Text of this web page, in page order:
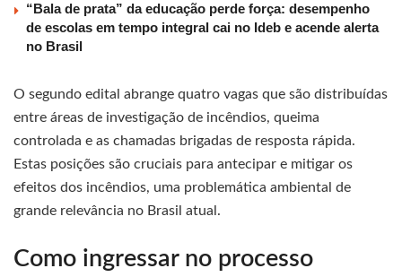
“Bala de prata” da educação perde força: desempenho
de escolas em tempo integral cai no Ideb e acende alerta
no Brasil
O segundo edital abrange quatro vagas que são distribuídas
entre áreas de investigação de incêndios, queima
controlada e as chamadas brigadas de resposta rápida.
Estas posições são cruciais para antecipar e mitigar os
efeitos dos incêndios, uma problemática ambiental de
grande relevância no Brasil atual.
Como ingressar no processo